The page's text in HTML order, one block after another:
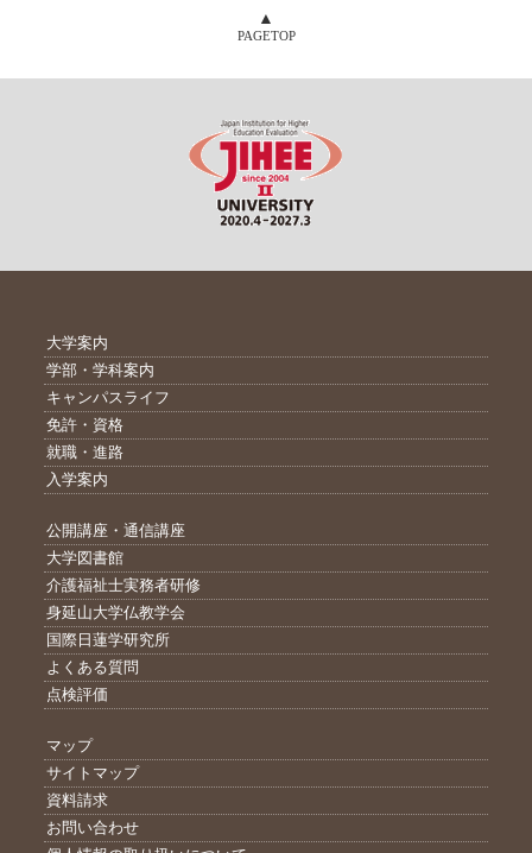
PAGETOP
大学案内
学部・学科案内
キャンパスライフ
免許・資格
就職・進路
入学案内
公開講座・通信講座
大学図書館
介護福祉士実務者研修
身延山大学仏教学会
国際日蓮学研究所
よくある質問
点検評価
マップ
サイトマップ
資料請求
お問い合わせ